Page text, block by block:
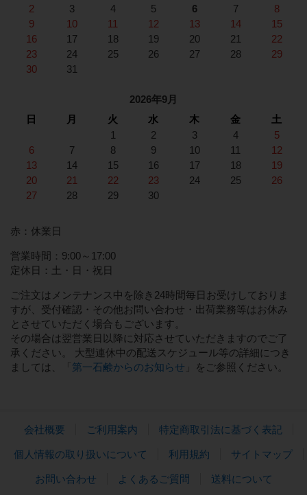
2
3 4 5 6 7
8
9
10 11 12 13 14
15
16
17 18 19 20 21
22
23
24 25 26 27 28
29
30
31
2026年9月
日
月 火 水 木 金
土
1
2 3 4
5
6
7 8 9 10 11
12
13
14 15 16 17 18
19
20
21 22 23 24 25
26
27
28 29 30
赤：休業日
営業時間：9:00～17:00
定休日：土・日・祝日
ご注文はメンテナンス中を除き24時間毎日お受けしておりま
すが、受付確認・その他お問い合わせ・出荷業務等はお休み
とさせていただく場合もございます。
その場合は翌営業日以降に対応させていただきますのでご了
承ください。 大型連休中の配送スケジュール等の詳細につき
ましては、「 第一石鹸からのお知らせ 」をご参照ください。
会社概要 ご利用案内 特定商取引法に基づく表記
個人情報の取り扱いについて 利用規約 サイトマップ
お問い合わせ よくあるご質問 送料について